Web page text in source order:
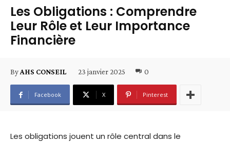
Les Obligations : Comprendre
Leur Rôle et Leur Importance
Financière
ByAHS CONSEIL 23 janvier 2025 0
Facebook X Pinterest
Les obligations jouent un rôle central dans le